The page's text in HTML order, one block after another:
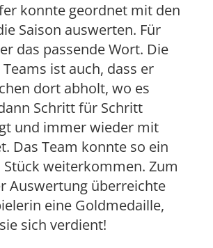
konnte geordnet mit den
Saison auswerten. Für
das passende Wort. Die
ist auch, dass er
dort abholt, wo es
Schritt für Schritt
und immer wieder mit
Das Team konnte so ein
Stück weiterkommen. Zum
Auswertung überreichte
eine Goldmedaille,
sich verdient!